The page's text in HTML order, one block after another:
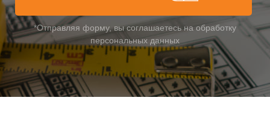
*Отправляя форму, вы соглашаетесь на обработку
персональных данных